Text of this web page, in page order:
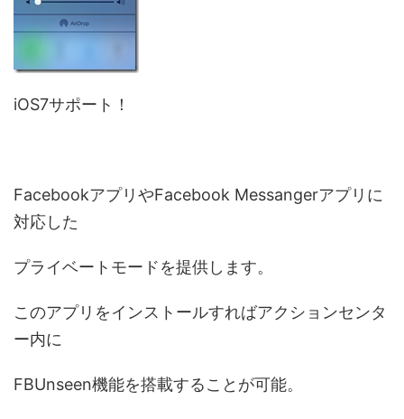
iOS7サポート！
FacebookアプリやFacebook Messangerアプリに
対応した
プライベートモードを提供します。
このアプリをインストールすればアクションセンタ
ー内に
FBUnseen機能を搭載することが可能。